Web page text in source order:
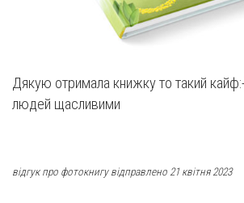
Дякую отримала книжку то такий
людей щасливими
відгук про фотокнигу відправлено 21 квітня 2023